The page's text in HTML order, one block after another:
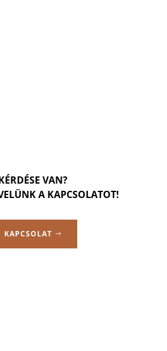
VAN?
A KAPCSOLATOT!
KAPCSOLAT